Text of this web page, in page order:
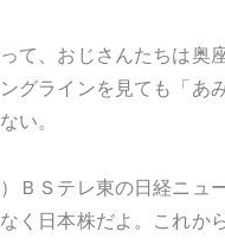
て、おじさんたちは奥
グラインを見ても「あ
い。
ＢＳテレ東の日経ニ
く日本株だよ。これか